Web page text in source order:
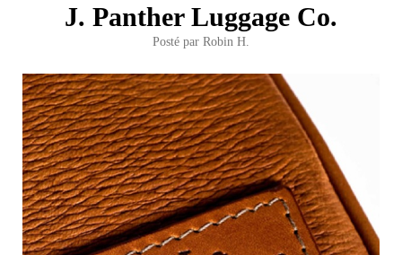
J. Panther Luggage Co.
Posté par Robin H.